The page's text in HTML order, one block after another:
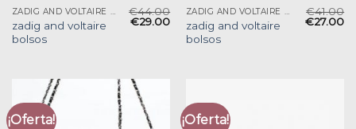
ZADIG AND VOLTAIRE BOLSOS
zadig and voltaire
bolsos
€44.00
€29.00
ZADIG AND VOLTAIRE BOLSOS
zadig and voltaire
bolsos
€41.00
€27.00
¡Oferta! ¡Oferta!